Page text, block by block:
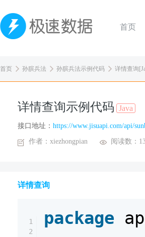
首页
首页 孙膑兵法 孙膑兵法示例代码 详情查询
详情查询示例代码 Java
接口地址： https://www.jisuapi.com/api/
作者：xiezhongpian 阅读数：
详情查询
1
2
package